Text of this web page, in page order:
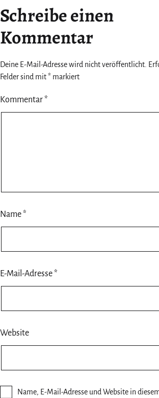
Schreibe einen
Kommentar
Deine E-Mail-Adresse wird nicht veröffentlicht.
Felder sind mit* markiert
Kommentar*
Name*
E-Mail-Adresse*
Website
Name, E-Mail-Adresse und Website in